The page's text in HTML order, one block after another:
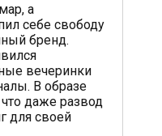
а
себе свободу
бренд.
вечеринки
В образе
даже развод
для своей